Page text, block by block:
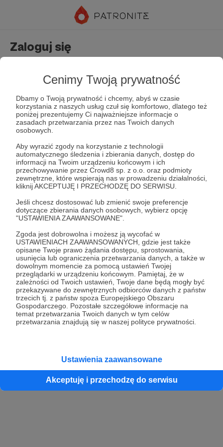
Cenimy Twoją prywatność
Dbamy o Twoją prywatność i chcemy, abyś w czasie
korzystania z naszych usług czuł się komfortowo, dlatego też
poniżej prezentujemy Ci najważniejsze informacje o
zasadach przetwarzania przez nas Twoich danych
osobowych.
Aby wyrazić zgody na korzystanie z technologii
automatycznego śledzenia i zbierania danych, dostęp do
informacji na Twoim urządzeniu końcowym i ich
przechowywanie przez Crowd8 sp. z o.o. oraz podmioty
zewnętrzne, które wspierają nas w prowadzeniu działalności,
kliknij AKCEPTUJĘ I PRZECHODZĘ DO SERWISU.
Jeśli chcesz dostosować lub zmienić swoje preferencje
dotyczące zbierania danych osobowych, wybierz opcję
"USTAWIENIA ZAAWANSOWANE".
Zgoda jest dobrowolna i możesz ją wycofać w
USTAWIENIACH ZAAWANSOWANYCH, gdzie jest także
opisane Twoje prawo żądania dostępu, sprostowania,
usunięcia lub ograniczenia przetwarzania danych, a także w
dowolnym momencie za pomocą ustawień Twojej
przeglądarki w urządzeniu końcowym. Pamiętaj, że w
zależności od Twoich ustawień, Twoje dane będą mogły być
przekazywane do zewnętrznych odbiorców danych z państw
trzecich tj. z państw spoza Europejskiego Obszaru
Gospodarczego. Pozostałe szczegółowe informacje na
temat przetwarzania Twoich danych w tym celów
przetwarzania znajdują się w naszej polityce prywatności.
Ustawienia zaawansowane
Akceptuję i przechodzę do serwisu
Zaloguj się
Zapamiętaj mnie Zapomniałeś hasła?
Zaloguj
lub
Kontynuuj z Google
Kontynuuj z Facebook
Kontynuuj z Apple
konta przez osobę niepełnoletnią” dostępny w regulaminie Patronite.pl